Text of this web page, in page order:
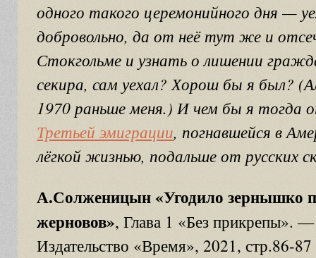
одного такого церемонийного дня —
добровольно, да от неё тут же и
Стокгольме и узнать о лишении
секира, сам уехал? Хорош бы я был?
1970 раньше меня.) И чем бы я тогда
Третьей эмиграции, погнавшейся в
лёгкой жизнью, подальше от русских
А.Солженицын «Угодило зернышко
жерновов», Глава 1 «Без прикрепы».
Издательство «Время», 2021, стр.86-87